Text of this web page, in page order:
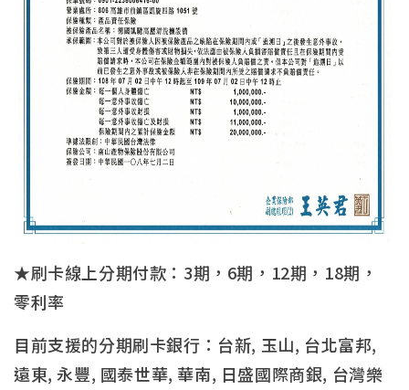
★刷卡線上分期付款：3期，6期，12期，18期，
零利率
目前支援的分期刷卡銀行：台新, 玉山, 台北富邦,
遠東, 永豐, 國泰世華, 華南, 日盛國際商銀, 台灣樂